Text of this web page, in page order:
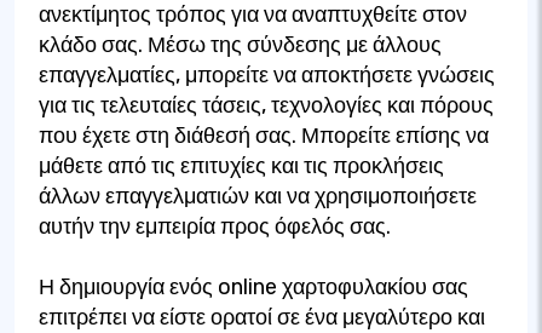
ανεκτίμητος τρόπος για να αναπτυχθείτε στον
κλάδο σας. Μέσω της σύνδεσης με άλλους
επαγγελματίες, μπορείτε να αποκτήσετε γνώσεις
για τις τελευταίες τάσεις, τεχνολογίες και πόρους
που έχετε στη διάθεσή σας. Μπορείτε επίσης να
μάθετε από τις επιτυχίες και τις προκλήσεις
άλλων επαγγελματιών και να χρησιμοποιήσετε
αυτήν την εμπειρία προς όφελός σας.
Η δημιουργία ενός online χαρτοφυλακίου σας
επιτρέπει να είστε ορατοί σε ένα μεγαλύτερο και